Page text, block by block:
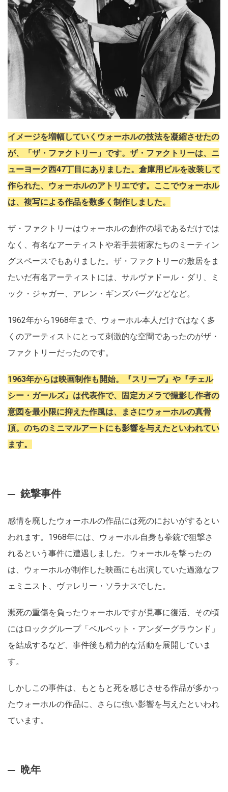
イメージを増幅していくウォーホルの技法を凝縮させたの
が、「ザ・ファクトリー」です。ザ・ファクトリーは、ニ
ューヨーク西47丁目にありました。倉庫用ビルを改装して
作られた、ウォーホルのアトリエです。ここでウォーホル
は、複写による作品を数多く制作しました。
ザ・ファクトリーはウォーホルの創作の場であるだけでは
なく、有名なアーティストや若手芸術家たちのミーティン
グスペースでもありました。ザ・ファクトリーの敷居をま
たいだ有名アーティストには、サルヴァドール・ダリ、ミ
ック・ジャガー、アレン・ギンズバーグなどなど。
1962年から1968年まで、ウォーホル本人だけではなく多
くのアーティストにとって刺激的な空間であったのがザ・
ファクトリーだったのです。
1963年からは映画制作も開始。『スリープ』や『チェル
シー・ガールズ』は代表作で、固定カメラで撮影し作者の
意図を最小限に抑えた作風は、まさにウォーホルの真骨
頂。のちのミニマルアートにも影響を与えたといわれてい
ます。
銃撃事件
感情を廃したウォーホルの作品には死のにおいがするとい
われます。1968年には、ウォーホル自身も拳銃で狙撃さ
れるという事件に遭遇しました。ウォーホルを撃ったの
は、ウォーホルが制作した映画にも出演していた過激なフ
ェミニスト、ヴァレリー・ソラナスでした。
瀕死の重傷を負ったウォーホルですが見事に復活、その頃
にはロックグループ「ベルベット・アンダーグラウンド」
を結成するなど、事件後も精力的な活動を展開していま
す。
しかしこの事件は、もともと死を感じさせる作品が多かっ
たウォーホルの作品に、さらに強い影響を与えたといわれ
ています。
晩年